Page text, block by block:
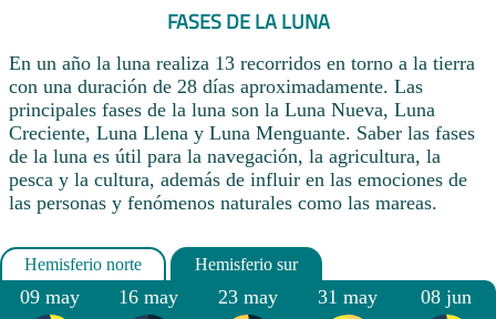
FASES DE LA LUNA
En un año la luna realiza 13 recorridos en torno a la tierra
con una duración de 28 días aproximadamente. Las
principales fases de la luna son la Luna Nueva, Luna
Creciente, Luna Llena y Luna Menguante. Saber las fases
de la luna es útil para la navegación, la agricultura, la
pesca y la cultura, además de influir en las emociones de
las personas y fenómenos naturales como las mareas.
09 may 16 may 23 may 31 may 08 jun